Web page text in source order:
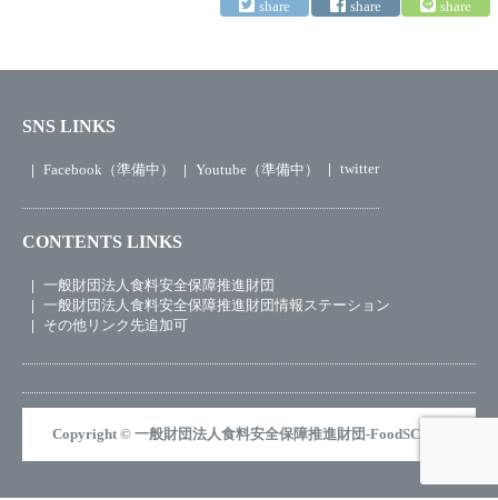
SNS LINKS
Facebook（準備中） Youtube（準備中） twitter
CONTENTS LINKS
一般財団法人食料安全保障推進財団
一般財団法人食料安全保障推進財団情報ステーション
その他リンク先追加可
Copyright © 一般財団法人食料安全保障推進財団-FoodSCJapan